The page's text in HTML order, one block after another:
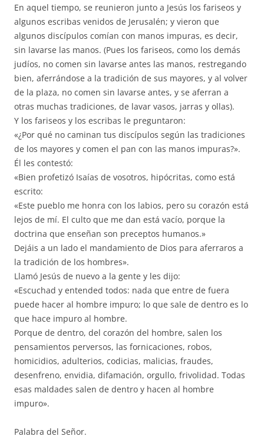
En aquel tiempo, se reunieron junto a Jesús los fariseos y
algunos escribas venidos de Jerusalén; y vieron que
algunos discípulos comían con manos impuras, es decir,
sin lavarse las manos. (Pues los fariseos, como los demás
judíos, no comen sin lavarse antes las manos, restregando
bien, aferrándose a la tradición de sus mayores, y al volver
de la plaza, no comen sin lavarse antes, y se aferran a
otras muchas tradiciones, de lavar vasos, jarras y ollas).
Y los fariseos y los escribas le preguntaron:
«¿Por qué no caminan tus discípulos según las tradiciones
de los mayores y comen el pan con las manos impuras?».
Él les contestó:
«Bien profetizó Isaías de vosotros, hipócritas, como está
escrito:
«Este pueblo me honra con los labios, pero su corazón está
lejos de mí. El culto que me dan está vacío, porque la
doctrina que enseñan son preceptos humanos.»
Dejáis a un lado el mandamiento de Dios para aferraros a
la tradición de los hombres».
Llamó Jesús de nuevo a la gente y les dijo:
«Escuchad y entended todos: nada que entre de fuera
puede hacer al hombre impuro; lo que sale de dentro es lo
que hace impuro al hombre.
Porque de dentro, del corazón del hombre, salen los
pensamientos perversos, las fornicaciones, robos,
homicidios, adulterios, codicias, malicias, fraudes,
desenfreno, envidia, difamación, orgullo, frivolidad. Todas
esas maldades salen de dentro y hacen al hombre
impuro».
Palabra del Señor.